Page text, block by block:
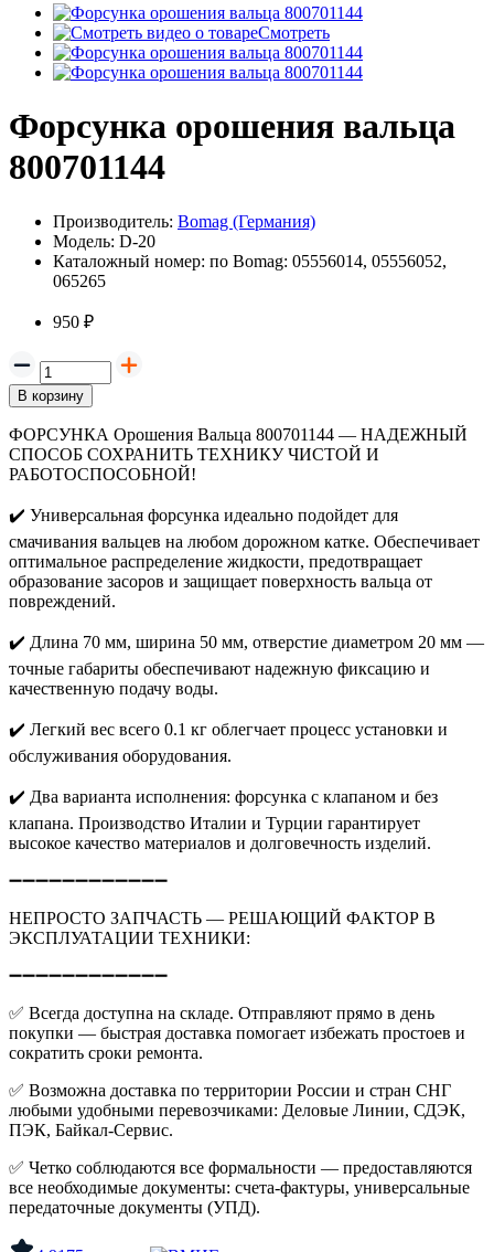
Смотреть
Форсунка орошения вальца
800701144
Производитель: Bomag (Германия)
Модель: D-20
Каталожный номер: по Bomag: 05556014, 05556052,
065265
950 ₽
В корзину
ФОРСУНКА Орошения Вальца 800701144 — НАДЕЖНЫЙ
СПОСОБ СОХРАНИТЬ ТЕХНИКУ ЧИСТОЙ И
РАБОТОСПОСОБНОЙ!
✔️ Универсальная форсунка идеально подойдет для
смачивания вальцев на любом дорожном катке. Обеспечивает
оптимальное распределение жидкости, предотвращает
образование засоров и защищает поверхность вальца от
повреждений.
✔️ Длина 70 мм, ширина 50 мм, отверстие диаметром 20 мм —
точные габариты обеспечивают надежную фиксацию и
качественную подачу воды.
✔️ Легкий вес всего 0.1 кг облегчает процесс установки и
обслуживания оборудования.
✔️ Два варианта исполнения: форсунка с клапаном и без
клапана. Производство Италии и Турции гарантирует
высокое качество материалов и долговечность изделий.
➖➖➖➖➖➖➖➖➖➖➖➖
НЕПРОСТО ЗАПЧАСТЬ — РЕШАЮЩИЙ ФАКТОР В
ЭКСПЛУАТАЦИИ ТЕХНИКИ:
➖➖➖➖➖➖➖➖➖➖➖➖
✅ Всегда доступна на складе. Отправляют прямо в день
покупки — быстрая доставка помогает избежать простоев и
сократить сроки ремонта.
✅ Возможна доставка по территории России и стран СНГ
любыми удобными перевозчиками: Деловые Линии, СДЭК,
ПЭК, Байкал-Сервис.
✅ Четко соблюдаются все формальности — предоставляются
все необходимые документы: счета-фактуры, универсальные
передаточные документы (УПД).